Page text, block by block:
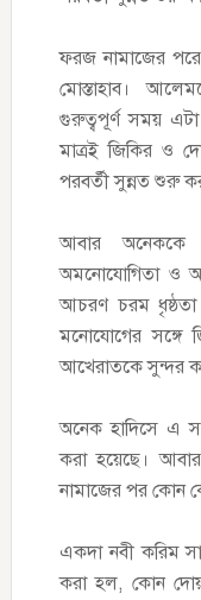
ফরজ নামাজের
মোস্তাহাব।
গুরুত্বপূর্ণ সময়
মাত্রই জিকির ও
পরবর্তী সুন্নত শুরু
আবার অনেককে
অমনোযোগিতা ও
আচরণ চরম ধৃষ্ঠতা
মনোযোগের সঙ্গে
আখেরাতকে সুন্দর
অনেক হাদিসে এ
করা হয়েছে।
নামাজের পর কোন
একদা নবী করিম
করা হল, কোন